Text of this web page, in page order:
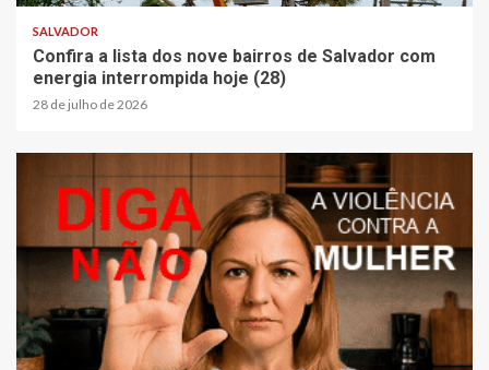
SALVADOR
Confira a lista dos nove bairros de Salvador com
energia interrompida hoje (28)
28 de julho de 2026